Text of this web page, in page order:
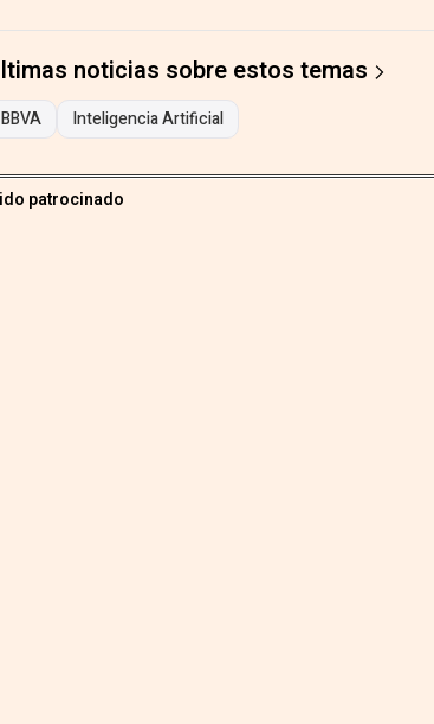
noticias sobre estos temas
BBVA Inteligencia Artificial
patrocinado